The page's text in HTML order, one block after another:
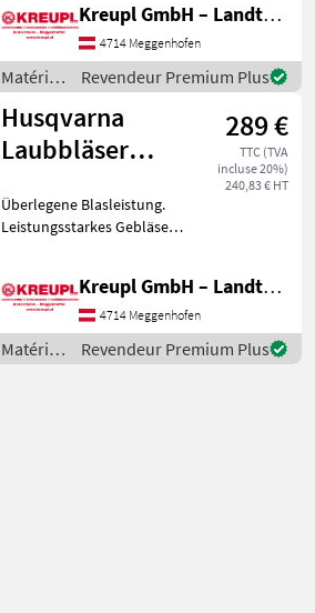
Die Husqvarna 525iRXT ist
ein robuster,
leistungsstarker und
professionelle
Kreupl GmbH – Landtechnik – Schlosserei – Anhänger
4714 Meggenhofen
Matériels
d’entretien
du
jardin /
Husqvarna
Revendeur Premium Plus
Husqvarna
Laubbläser
AKTION
289 €
TTC (TVA
incluse 20%)
240,83 € HT
Überlegene Blasleistung.
Leistungsstarkes Gebläse
335iB ist ein
leistungsstarker Akku-
Laubbläser, der sich durch
hervorrag
Kreupl GmbH – Landtechnik – Schlosserei – Anhänger
4714 Meggenhofen
Matériels
d’entretien
Revendeur Premium Plus